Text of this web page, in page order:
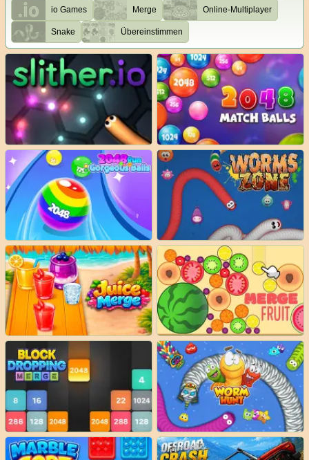
io Games Merge Online-Multiplayer
Snake Übereinstimmen